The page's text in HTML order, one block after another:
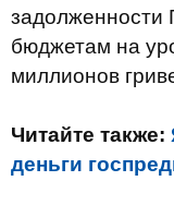
задолженности
бюджетам на
миллионов
Читайте также:
деньги